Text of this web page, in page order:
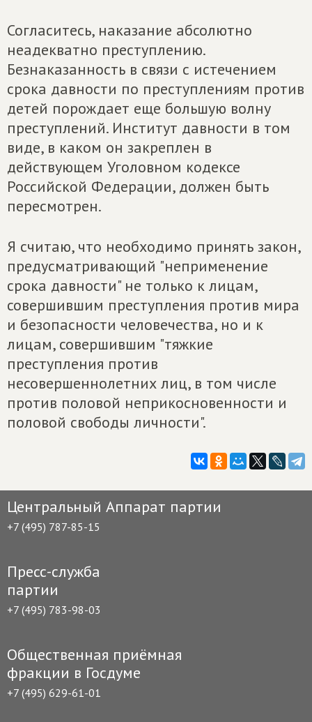
Согласитесь, наказание абсолютно
неадекватно преступлению.
Безнаказанность в связи с истечением
срока давности по преступлениям против
детей порождает еще большую волну
преступлений. Институт давности в том
виде, в каком он закреплен в
действующем Уголовном кодексе
Российской Федерации, должен быть
пересмотрен.
Я считаю, что необходимо принять закон,
предусматривающий "неприменение
срока давности" не только к лицам,
совершившим преступления против мира
и безопасности человечества, но и к
лицам, совершившим "тяжкие
преступления против
несовершеннолетних лиц, в том числе
против половой неприкосновенности и
половой свободы личности".
Центральный Аппарат партии
+7 (495) 787-85-15
Пресс-служба
партии
+7 (495) 783-98-03
Общественная приёмная
фракции в Госдуме
+7 (495) 629-61-01